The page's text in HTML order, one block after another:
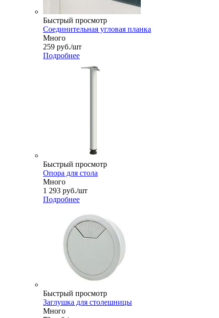
Быстрый просмотр
Соединительная угловая планка
Много
259 руб./шт
Подробнее
Быстрый просмотр
Опора для стола
Много
1 293 руб./шт
Подробнее
Быстрый просмотр
Заглушка для столешницы
Много